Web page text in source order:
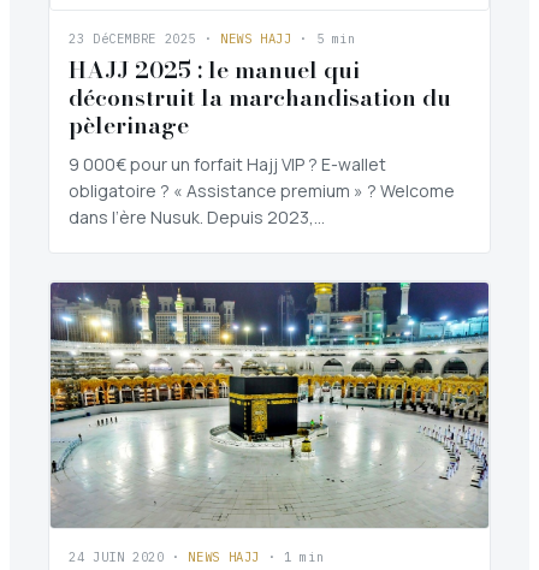
23 DéCEMBRE 2025 · NEWS HAJJ · 5 min
HAJJ 2025 : le manuel qui
déconstruit la marchandisation du
pèlerinage
9 000€ pour un forfait Hajj VIP ? E-wallet
obligatoire ? « Assistance premium » ? Welcome
dans l’ère Nusuk. Depuis 2023,…
24 JUIN 2020 · NEWS HAJJ · 1 min